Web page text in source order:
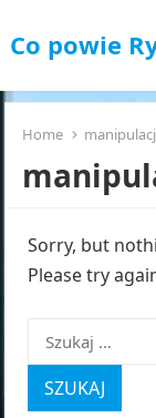
Co powie
Home
Sorry, but
Please try
Szukaj: